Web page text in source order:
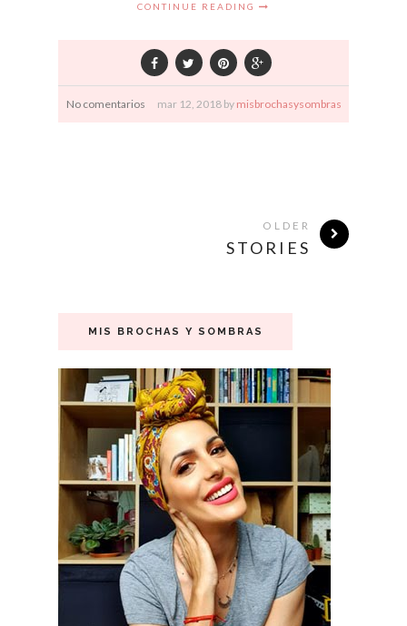
CONTINUE READING
No comentarios mar 12, 2018 by misbrochasysombras
OLDER
STORIES
MIS BROCHAS Y SOMBRAS